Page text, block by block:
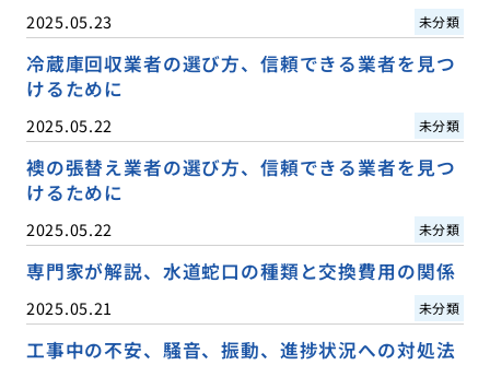
2025.05.23 未分類
冷蔵庫回収業者の選び方、信頼できる業者を見つ
けるために
2025.05.22 未分類
襖の張替え業者の選び方、信頼できる業者を見つ
けるために
2025.05.22 未分類
専門家が解説、水道蛇口の種類と交換費用の関係
2025.05.21 未分類
工事中の不安、騒音、振動、進捗状況への対処法